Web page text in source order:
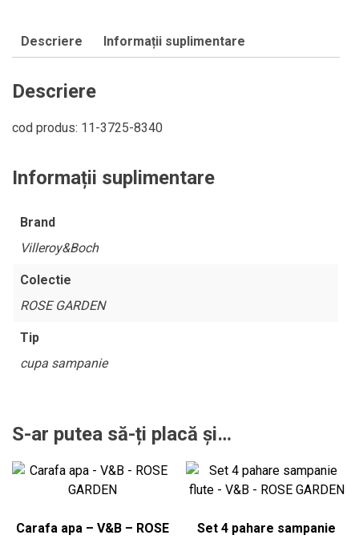
-
GARDEN
Descriere Informații suplimentare
Descriere
cod produs: 11-3725-8340
Informații suplimentare
Brand
Villeroy&Boch
Colectie
ROSE GARDEN
Tip
cupa sampanie
S-ar putea să-ți placă și…
Carafa apa – V&B – ROSE
Set 4 pahare sampanie